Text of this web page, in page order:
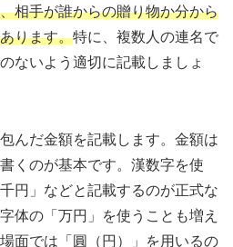
相手が誰からの贈り物か分から
ります。特に、複数人の連名で
ないよう適切に記載しましょ
んだ金額を記載します。金額は
くのが基本です。漢数字を使
円」などと記載するのが正式な
体の「万円」を使うことも増え
面では「圓（円）」を用いるの